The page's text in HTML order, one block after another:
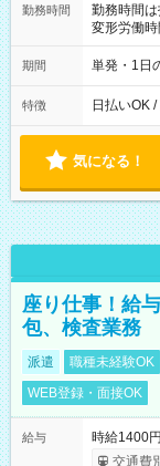
勤務時間
勤務時間は
変形労働時間制
00～20：
期間 単発・1日
特徴 日払いOK
気になる！
座り仕事！給
包、検査業務
派遣 職種未経験OK
WEB登録・面接OK
給与
時給1400円
交通費